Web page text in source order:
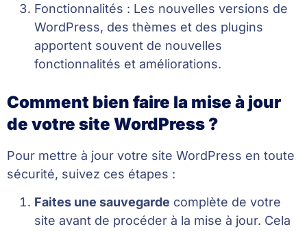
Fonctionnalités : Les nouvelles versions de
WordPress, des thèmes et des plugins
apportent souvent de nouvelles
fonctionnalités et améliorations.
Comment bien faire la mise à jour
de votre site WordPress ?
Pour mettre à jour votre site WordPress en toute
sécurité, suivez ces étapes :
Faites une sauvegarde complète de votre
site avant de procéder à la mise à jour. Cela